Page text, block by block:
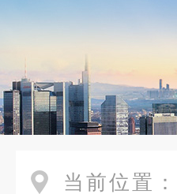
当前位置：